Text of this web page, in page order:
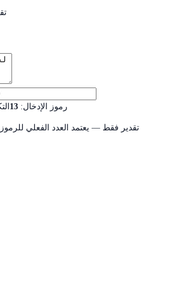
رموز الإدخال:
13
تقدير فقط — يعتمد العدد الفعلي